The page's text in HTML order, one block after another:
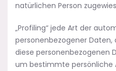
natürlichen Person
„Profiling“ jede Art der
personenbezogener Daten,
diese personenbezogenen
um bestimmte persönliche